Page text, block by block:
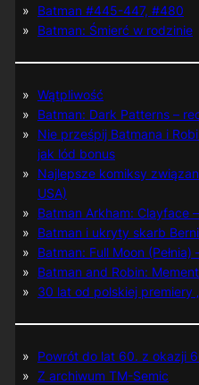
Batman #445-447, #480
Batman: Śmierć w rodzinie
Wątpliwość
Batman: Dark Patterns –
Nie prześpij Batmana i
jak lód bonus
Najlepsze komiksy
USA)
Batman Arkham: Clayface
Batman i ukryty skarb
Batman: Full Moon (Pełnia)
Batman and Robin:
30 lat od polskiej premiery
Powrót do lat 60. z okazji
Z archiwum TM-Semic